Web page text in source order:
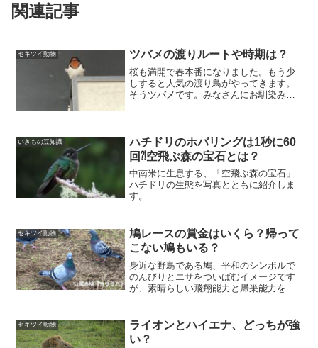
関連記事
セキツイ動物 ツバメの渡りルートや時期は？
桜も満開で春本番になりました。もう少
しすると人気の渡り鳥がやってきます。
そうツバメです。みなさんにお馴染みの
ました。
いきもの豆知識
ハチドリのホバリングは1秒に60
回⁈空飛ぶ森の宝石とは？
中南米に生息する、「空飛ぶ森の宝石」
ハチドリの生態を写真とともに紹介しま
す。
セキツイ動物
鳩レースの賞金はいくら？帰って
こない鳩もいる？
身近な野鳥である鳩、平和のシンボルで
のんびりとエサをついばむイメージです
が、素晴らしい飛翔能力と帰巣能力を持
セキツイ動物
ライオンとハイエナ、どっちが強
い？